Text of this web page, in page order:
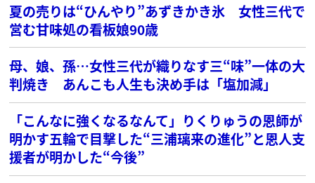
夏の売りは“ひんやり”あずきかき氷 女性三代で
営む甘味処の看板娘90歳
母、娘、孫…女性三代が織りなす三“味”一体の大
判焼き あんこも人生も決め手は「塩加減」
「こんなに強くなるなんて」りくりゅうの恩師が
明かす五輪で目撃した“三浦璃来の進化”と恩人支
援者が明かした“今後”